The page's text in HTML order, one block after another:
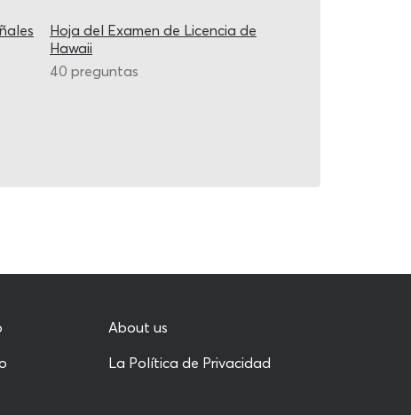
Hoja del Examen de Licencia de
Hawaii
40 preguntas
About us
La Política de Privacidad